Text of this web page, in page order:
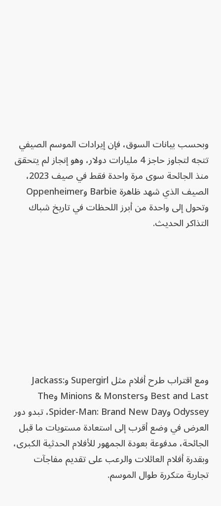
وبحسب بيانات السوق، فإن إيرادات الموسم الصيفي
تتجه لتجاوز حاجز 4 مليارات دولار، وهو إنجاز لم يتحقق
منذ الجائحة سوى مرة واحدة فقط في صيف 2023،
الصيف الذي شهد ظاهرة Barbie وOppenheimer
وتحول إلى واحدة من أبرز اللحظات في تاريخ شباك
التذاكر الحديث.
ومع اقتراب طرح أفلام مثل Supergirl وJackass:
Best and Last وMinions & Monsters وThe
Odyssey وSpider-Man: Brand New Day، تبدو دور
العرض في وضع أقرب إلى استعادة مستويات ما قبل
الجائحة، مدفوعة بعودة الجمهور للأفلام الحدثية الكبرى،
وبقدرة أفلام العائلات والرعب على تقديم مفاجآت
تجارية متكررة طوال الموسم.